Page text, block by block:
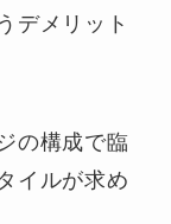
デメリット
の構成で臨
イルが求め